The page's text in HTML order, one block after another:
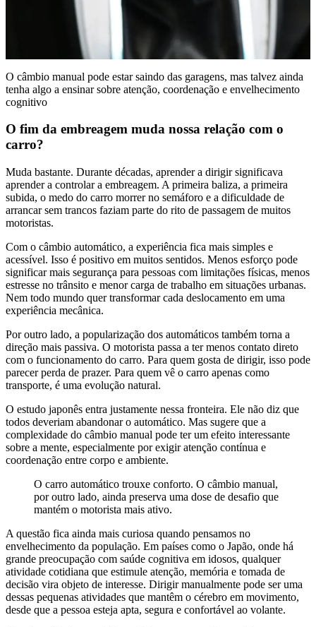
O câmbio manual pode estar saindo das garagens, mas talvez ainda
tenha algo a ensinar sobre atenção, coordenação e envelhecimento
cognitivo
O fim da embreagem muda nossa relação com o
carro?
Muda bastante. Durante décadas, aprender a dirigir significava
aprender a controlar a embreagem. A primeira baliza, a primeira
subida, o medo do carro morrer no semáforo e a dificuldade de
arrancar sem trancos faziam parte do rito de passagem de muitos
motoristas.
Com o câmbio automático, a experiência fica mais simples e
acessível. Isso é positivo em muitos sentidos. Menos esforço pode
significar mais segurança para pessoas com limitações físicas, menos
estresse no trânsito e menor carga de trabalho em situações urbanas.
Nem todo mundo quer transformar cada deslocamento em uma
experiência mecânica.
Por outro lado, a popularização dos automáticos também torna a
direção mais passiva. O motorista passa a ter menos contato direto
com o funcionamento do carro. Para quem gosta de dirigir, isso pode
parecer perda de prazer. Para quem vê o carro apenas como
transporte, é uma evolução natural.
O estudo japonês entra justamente nessa fronteira. Ele não diz que
todos deveriam abandonar o automático. Mas sugere que a
complexidade do câmbio manual pode ter um efeito interessante
sobre a mente, especialmente por exigir atenção contínua e
coordenação entre corpo e ambiente.
O carro automático trouxe conforto. O câmbio manual,
por outro lado, ainda preserva uma dose de desafio que
mantém o motorista mais ativo.
A questão fica ainda mais curiosa quando pensamos no
envelhecimento da população. Em países como o Japão, onde há
grande preocupação com saúde cognitiva em idosos, qualquer
atividade cotidiana que estimule atenção, memória e tomada de
decisão vira objeto de interesse. Dirigir manualmente pode ser uma
dessas pequenas atividades que mantêm o cérebro em movimento,
desde que a pessoa esteja apta, segura e confortável ao volante.